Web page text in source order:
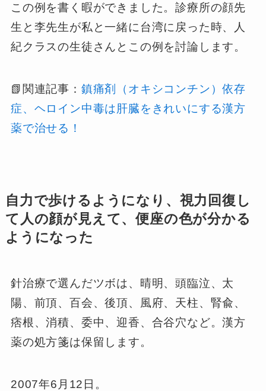
この例を書く暇ができました。診療所の顔先
生と李先生が私と一緒に台湾に戻った時、人
紀クラスの生徒さんとこの例を討論します。
📗関連記事： 鎮痛剤（オキシコンチン）依存
症、ヘロイン中毒は肝臓をきれいにする漢方
薬で治せる！
自力で歩けるようになり、視力回復し
て人の顔が見えて、便座の色が分かる
ようになった
針治療で選んだツボは、晴明、頭臨泣、太
陽、前頂、百会、後頂、風府、天柱、腎兪、
痞根、消積、委中、迎香、合谷穴など。漢方
薬の処方箋は保留します。
2007年6月12日。